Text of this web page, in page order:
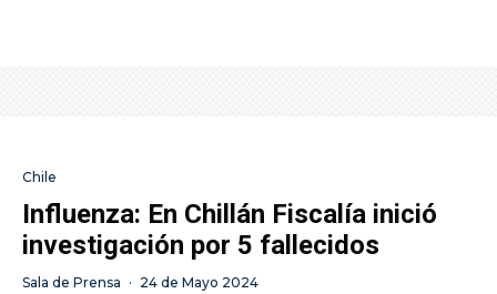
Chile
Influenza: En Chillán Fiscalía inició
investigación por 5 fallecidos
Sala de Prensa · 24 de Mayo 2024